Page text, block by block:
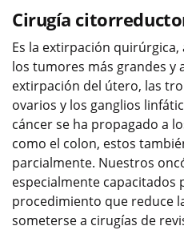
Cirugía
Es la extirpación
los tumores más grandes y
extirpación del útero, las
ovarios y los ganglios
cáncer se ha propagado a
como el colon, estos
parcialmente. Nuestros
especialmente capacitados
procedimiento que reduce
someterse a cirugías de